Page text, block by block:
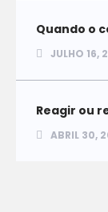
Quando o
JULHO 16,
Reagir ou
ABRIL 30,